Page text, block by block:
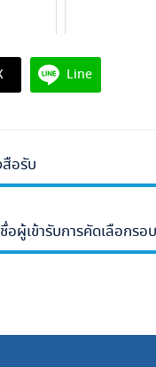
Line
อรับ
อผู้เข้ารับการคัดเลือกร